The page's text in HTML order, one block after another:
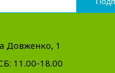
Довженко, 1
11.00-18.00